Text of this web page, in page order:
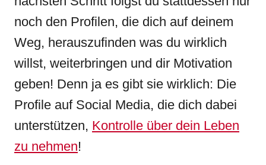
noch den Profilen, die dich auf deinem
Weg, herauszufinden was du wirklich
willst, weiterbringen und dir Motivation
geben! Denn ja es gibt sie wirklich: Die
Profile auf Social Media, die dich dabei
unterstützen, Kontrolle über dein Leben
zu nehmen!